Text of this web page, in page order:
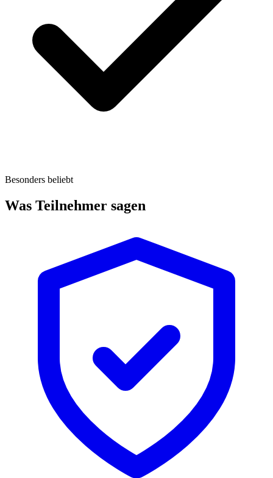
Besonders beliebt
Was Teilnehmer sagen